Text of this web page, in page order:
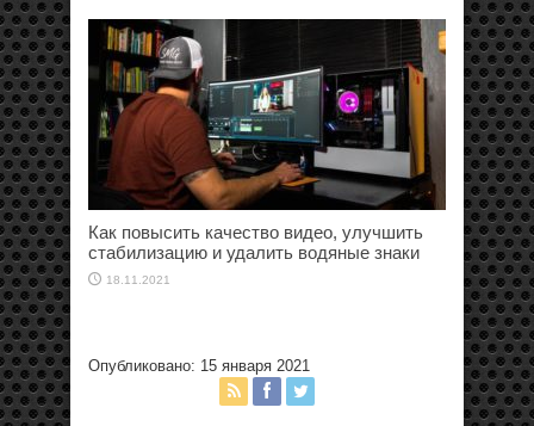
Как повысить качество видео, улучшить
стабилизацию и удалить водяные знаки
18.11.2021
Опубликовано: 15 января 2021